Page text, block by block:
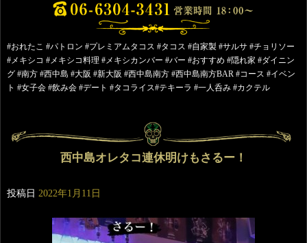
#おれたこ #パトロン #プレミアムタコス #タコス #自家製 #サルサ #チョリソー
#メキシコ #メキシコ料理 #メキシカンバー #バー #おすすめ #隠れ家 #ダイニン
グ #南方 #西中島 #大阪 #新大阪 #西中島南方 #西中島南方BAR #コース #イベン
ト #女子会 #飲み会 #デート #タコライス#テキーラ #一人呑み #カクテル
西中島オレタコ連休明けもさるー！
投稿日 2022年1月11日